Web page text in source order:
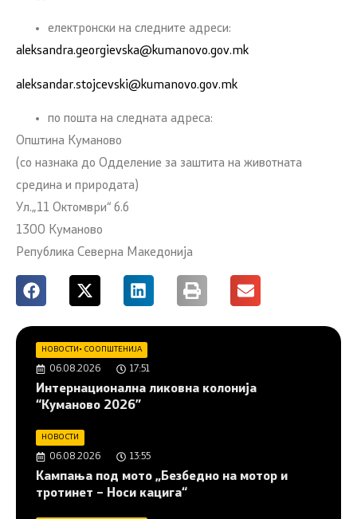
електронски на следните адреси:
aleksandra.georgievska@kumanovo.gov.mk
aleksandar.stojcevski@kumanovo.gov.mk
по пошта на следната адреса:
Општина Куманово
(со назнака до Одделение за заштита на животната
средина и природата)
Ул.„11 Октомври“ б.б
1300 Куманово
Република Северна Македонија
НОВОСТИ • СООПШТЕНИЈА
06.08.2026 17:51
Интернационална ликовна колонија
“Куманово 2026”
НОВОСТИ
06.08.2026 13:55
Кампања под мото „Безбедно на мотор и
тротинет – Носи кацига“